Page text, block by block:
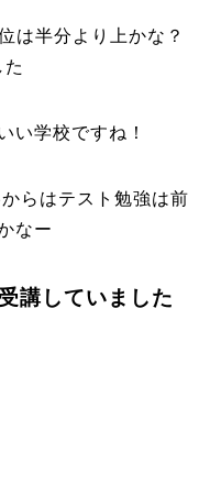
は半分より上かな？
た
い学校ですね！
らはテスト勉強は前
なー
講していました